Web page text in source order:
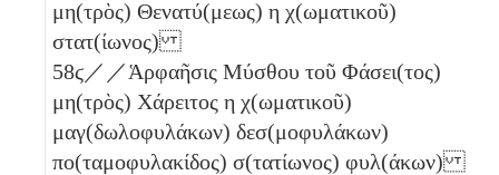
μη(τρὸς) Θενατύ(μεως) η χ(ωματικοῦ)
στατ(ίωνος)
58ϛ／／Ἁρφαῆσις Μύσθου τοῦ Φάσει(τος)
μη(τρὸς) Χάρειτος η χ(ωματικοῦ)
μαγ(δωλοφυλάκων) δεσ(μοφυλάκων)
πο(ταμοφυλακίδος) σ(τατίωνος) φυλ(άκων)